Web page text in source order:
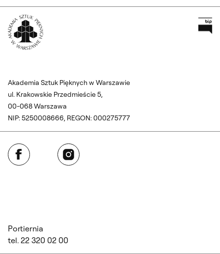
Akademia Sztuk Pięknych w Warszawie
ul. Krakowskie Przedmieście 5,
00-068 Warszawa
NIP: 5250008666, REGON: 000275777
Facebook Instagram
Portiernia
tel. 22 320 02 00